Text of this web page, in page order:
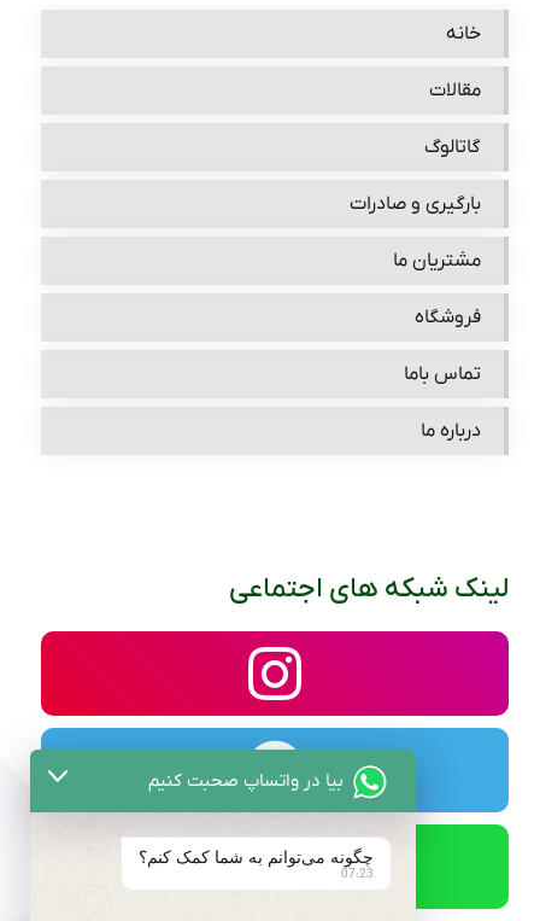
خانه
مقالات
گاتالوگ
بارگیری و صادرات
مشتریان ما
فروشگاه
تماس باما
درباره ما
لینک شبکه های اجتماعی
بیا در واتساپ صحبت کنیم
چگونه می‌توانم به شما کمک کنم؟
07:23